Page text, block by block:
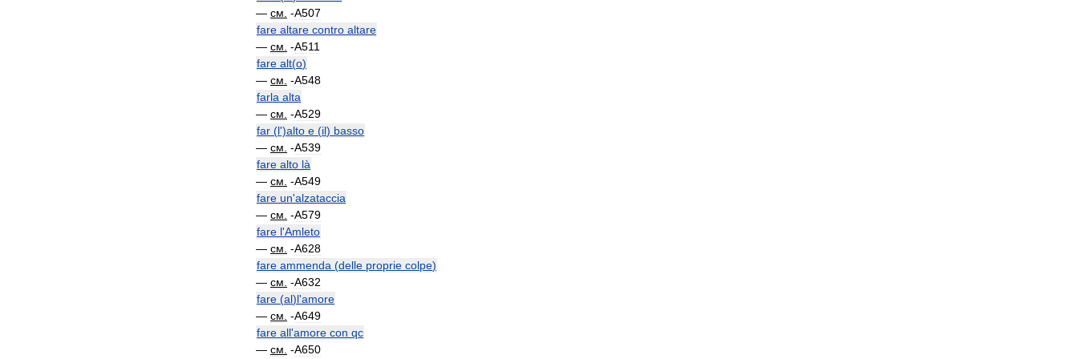
— см -A507
fare altare contro altare
— см -A511
fare alt(o)
— см -A548
farla alta
— см -A529
far (l')alto e (il) basso
— см -A539
fare alto là
— см -A549
fare un'alzataccia
— см -A579
fare l'Amleto
— см -A628
fare ammenda (delle proprie colpe)
— см -A632
fare (al)l'amore
— см -A649
fare all'amore con qc
— см -A650